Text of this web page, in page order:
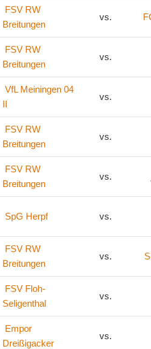
FSV RW
Breitungen
vs.
FSV RW
Breitungen
vs.
VfL Meiningen 04
II
vs.
FSV RW
Breitungen
vs.
FSV RW
Breitungen
vs.
SpG Herpf vs.
FSV RW
Breitungen
vs.
FSV Floh-
Seligenthal
vs.
Empor
Dreißigacker
vs.